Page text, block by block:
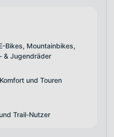
Bikes, Mountainbikes,
& Jugendräder
und Touren
Trail-Nutzer